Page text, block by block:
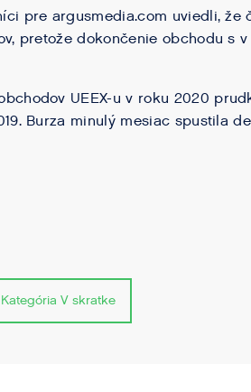
pre argusmedia.com uviedli,
pretože dokončenie obchodu s
UEEX-u v roku 2020
Burza minulý mesiac spustila
Kategória V skratke